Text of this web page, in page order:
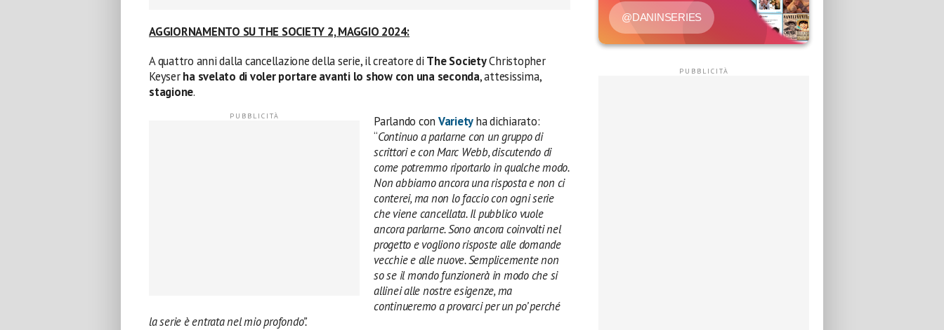
AGGIORNAMENTO SU THE SOCIETY 2, MAGGIO 2024:
A quattro anni dalla cancellazione della serie, il creatore di The SocietyChristopher
Keyserha svelato di voler portare avanti lo show con una seconda, attesissima,
stagione.
Parlando con Varietyha dichiarato:
“Continuo a parlarne con un gruppo di
scrittori e con Marc Webb, discutendo di
come potremmo riportarlo in qualche modo.
Non abbiamo ancora una risposta e non ci
conterei, ma non lo faccio con ogni serie
che viene cancellata. Il pubblico vuole
ancora parlarne. Sono ancora coinvolti nel
progetto e vogliono risposte alle domande
vecchie e alle nuove. Semplicemente non
so se il mondo funzionerà in modo che si
allinei alle nostre esigenze, ma
continueremo a provarci per un po’ perché
la serie è entrata nel mio profondo”.
@DANINSERIES